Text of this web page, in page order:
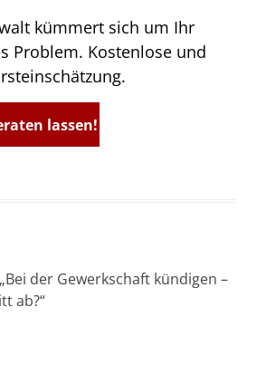
kümmert sich um Ihr
Problem. Kostenlose und
lassen!
Bei der Gewerkschaft kündigen –
ab?“